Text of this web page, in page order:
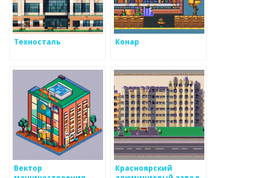
Техносталь Конар
Вектор
Красноярский